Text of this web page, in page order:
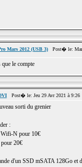
Mars 2012 (USB 3)Post� le: Mar
que le compte
Post� le: Jeu 29 Avr 2021 à
sorti du grenier
:
N pour 10€
20€
d'un SSD mSATA 128Go et